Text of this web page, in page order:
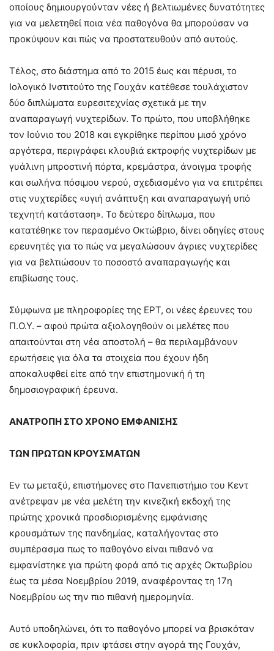
οποίους δημιουργούνταν νέες ή βελτιωμένες δυνατότητες
για να μελετηθεί ποια νέα παθογόνα θα μπορούσαν να
προκύψουν και πώς να προστατευθούν από αυτούς.
Τέλος, στο διάστημα από το 2015 έως και πέρυσι, το
Ιολογικό Ινστιτούτο της Γουχάν κατέθεσε τουλάχιστον
δύο διπλώματα ευρεσιτεχνίας σχετικά με την
αναπαραγωγή νυχτερίδων. Το πρώτο, που υποβλήθηκε
τον Ιούνιο του 2018 και εγκρίθηκε περίπου μισό χρόνο
αργότερα, περιγράφει κλουβιά εκτροφής νυχτερίδων με
γυάλινη μπροστινή πόρτα, κρεμάστρα, άνοιγμα τροφής
και σωλήνα πόσιμου νερού, σχεδιασμένο για να επιτρέπει
στις νυχτερίδες «υγιή ανάπτυξη και αναπαραγωγή υπό
τεχνητή κατάσταση». Το δεύτερο δίπλωμα, που
κατατέθηκε τον περασμένο Οκτώβριο, δίνει οδηγίες στους
ερευνητές για το πώς να μεγαλώσουν άγριες ​​νυχτερίδες
για να βελτιώσουν το ποσοστό αναπαραγωγής και
επιβίωσης τους.
Σύμφωνα με πληροφορίες της ΕΡΤ, οι νέες έρευνες του
Π.Ο.Υ. – αφού πρώτα αξιολογηθούν οι μελέτες που
απαιτούνται στη νέα αποστολή – θα περιλαμβάνουν
ερωτήσεις για όλα τα στοιχεία που έχουν ήδη
αποκαλυφθεί είτε από την επιστημονική ή τη
δημοσιογραφική έρευνα.
ΑΝΑΤΡΟΠΗ ΣΤΟ ΧΡΟΝΟ ΕΜΦΑΝΙΣΗΣ
ΤΩΝ ΠΡΩΤΩΝ ΚΡΟΥΣΜΑΤΩΝ
Εν τω μεταξύ, επιστήμονες στο Πανεπιστήμιο του Κεντ
ανέτρεψαν με νέα μελέτη την κινεζική εκδοχή της
πρώτης χρονικά προσδιορισμένης εμφάνισης
κρουσμάτων της πανδημίας, καταλήγοντας στο
συμπέρασμα πως το παθογόνο είναι πιθανό να
εμφανίστηκε για πρώτη φορά από τις αρχές Οκτωβρίου
έως τα μέσα Νοεμβρίου 2019, αναφέροντας τη 17η
Νοεμβρίου ως την πιο πιθανή ημερομηνία.
Αυτό υποδηλώνει, ότι το παθογόνο μπορεί να βρισκόταν
σε κυκλοφορία, πριν φτάσει στην αγορά της Γουχάν,